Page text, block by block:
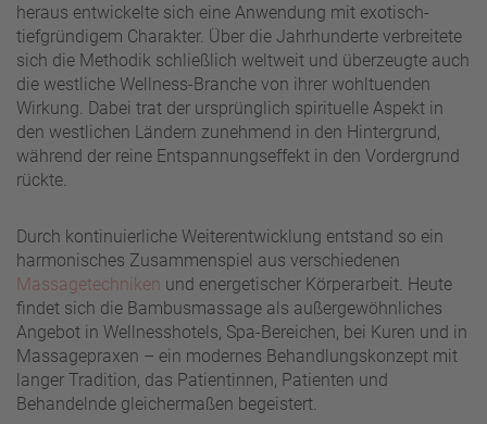
heraus entwickelte sich eine Anwendung mit exotisch-
tiefgründigem Charakter. Über die Jahrhunderte verbreitete
sich die Methodik schließlich weltweit und überzeugte auch
die westliche Wellness-Branche von ihrer wohltuenden
Wirkung. Dabei trat der ursprünglich spirituelle Aspekt in
den westlichen Ländern zunehmend in den Hintergrund,
während der reine Entspannungseffekt in den Vordergrund
rückte.
Durch kontinuierliche Weiterentwicklung entstand so ein
harmonisches Zusammenspiel aus verschiedenen
Massagetechniken und energetischer Körperarbeit. Heute
findet sich die Bambusmassage als außergewöhnliches
Angebot in Wellnesshotels, Spa-Bereichen, bei Kuren und in
Massagepraxen – ein modernes Behandlungskonzept mit
langer Tradition, das Patientinnen, Patienten und
Behandelnde gleichermaßen begeistert.